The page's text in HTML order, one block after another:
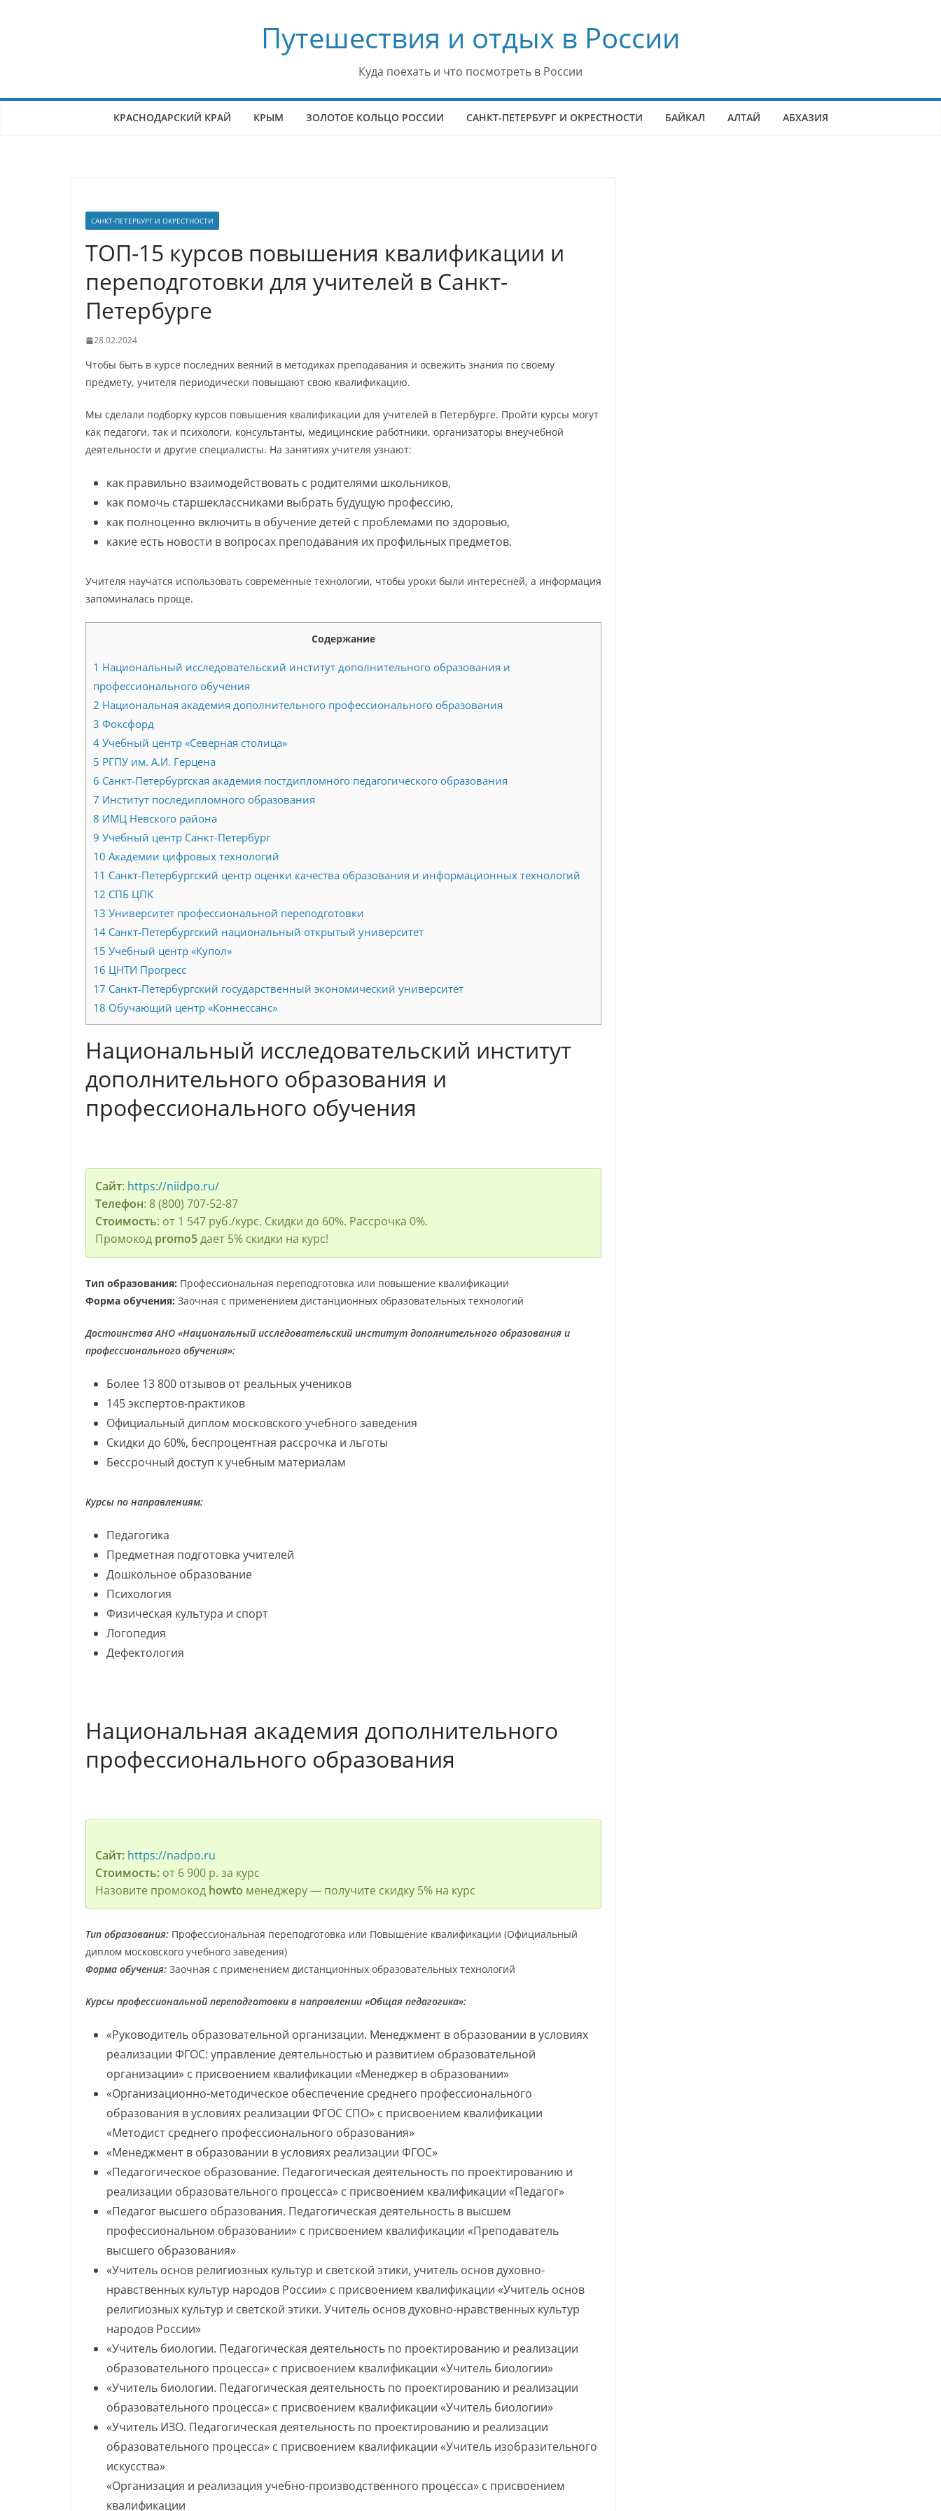
Путешествия и отдых в России
Куда поехать и что посмотреть в России
КРАСНОДАРСКИЙ КРАЙ КРЫМ ЗОЛОТОЕ КОЛЬЦО РОССИИ САНКТ-ПЕТЕРБУРГ И ОКРЕСТНОСТИ БАЙКАЛ АЛТАЙ АБХАЗИЯ
САНКТ-ПЕТЕРБУРГ И ОКРЕСТНОСТИ
ТОП-15 курсов повышения квалификации и
переподготовки для учителей в Санкт-
Петербурге
28.02.2024
Чтобы быть в курсе последних веяний в методиках преподавания и освежить знания по своему
предмету, учителя периодически повышают свою квалификацию.
Мы сделали подборку курсов повышения квалификации для учителей в Петербурге. Пройти курсы могут
как педагоги, так и психологи, консультанты, медицинские работники, организаторы внеучебной
деятельности и другие специалисты. На занятиях учителя узнают:
как правильно взаимодействовать с родителями школьников,
как помочь старшеклассниками выбрать будущую профессию,
как полноценно включить в обучение детей с проблемами по здоровью,
какие есть новости в вопросах преподавания их профильных предметов.
Учителя научатся использовать современные технологии, чтобы уроки были интересней, а информация
запоминалась проще.
Содержание
1 Национальный исследовательский институт дополнительного образования и
профессионального обучения
2 Национальная академия дополнительного профессионального образования
3 Фоксфорд
4 Учебный центр «Северная столица»
5 РГПУ им. А.И. Герцена
6 Санкт-Петербургская академия постдипломного педагогического образования
7 Институт последипломного образования
8 ИМЦ Невского района
9 Учебный центр Санкт-Петербург
10 Академии цифровых технологий
11 Санкт-Петербургский центр оценки качества образования и информационных технологий
12 СПБ ЦПК
13 Университет профессиональной переподготовки
14 Санкт-Петербургский национальный открытый университет
15 Учебный центр «Купол»
16 ЦНТИ Прогресс
17 Санкт-Петербургский государственный экономический университет
18 Обучающий центр «Коннессанс»
Национальный исследовательский институт
дополнительного образования и
профессионального обучения
Сайт: https://niidpo.ru/
Телефон: 8 (800) 707-52-87
Стоимость: от 1 547 руб./курс. Скидки до 60%. Рассрочка 0%.
Промокод promo5дает 5% скидки на курс!
Тип образования: Профессиональная переподготовка или повышение квалификации
Форма обучения: Заочная с применением дистанционных образовательных технологий
Достоинства АНО «Национальный исследовательский институт дополнительного образования и
профессионального обучения»:
Более 13 800 отзывов от реальных учеников
145 экспертов-практиков
Официальный диплом московского учебного заведения
Скидки до 60%, беспроцентная рассрочка и льготы
Бессрочный доступ к учебным материалам
Курсы по направлениям:
Педагогика
Предметная подготовка учителей
Дошкольное образование
Психология
Физическая культура и спорт
Логопедия
Дефектология
Национальная академия дополнительного
профессионального образования
Сайт: https://nadpo.ru
Стоимость:от 6 900 р. за курс
Назовите промокод howto менеджеру — получите скидку 5% на курс
Тип образования: Профессиональная переподготовка или Повышение квалификации (Официальный
диплом московского учебного заведения)
Форма обучения: Заочная с применением дистанционных образовательных технологий
Курсы профессиональной переподготовки в направлении «Общая педагогика»:
«Руководитель образовательной организации. Менеджмент в образовании в условиях
реализации ФГОС: управление деятельностью и развитием образовательной
организации» с присвоением квалификации «Менеджер в образовании»
«Организационно-методическое обеспечение среднего профессионального
образования в условиях реализации ФГОС СПО» с присвоением квалификации
«Методист среднего профессионального образования»
«Менеджмент в образовании в условиях реализации ФГОС»
«Педагогическое образование. Педагогическая деятельность по проектированию и
реализации образовательного процесса» с присвоением квалификации «Педагог»
«Педагог высшего образования. Педагогическая деятельность в высшем
профессиональном образовании» с присвоением квалификации «Преподаватель
высшего образования»
«Учитель основ религиозных культур и светской этики, учитель основ духовно-
нравственных культур народов России» с присвоением квалификации «Учитель основ
религиозных культур и светской этики. Учитель основ духовно-нравственных культур
народов России»
«Учитель биологии. Педагогическая деятельность по проектированию и реализации
образовательного процесса» с присвоением квалификации «Учитель биологии»
«Учитель биологии. Педагогическая деятельность по проектированию и реализации
образовательного процесса» с присвоением квалификации «Учитель биологии»
«Учитель ИЗО. Педагогическая деятельность по проектированию и реализации
образовательного процесса» с присвоением квалификации «Учитель изобразительного
искусства»
«Организация и реализация учебно-производственного процесса» с присвоением
квалификации